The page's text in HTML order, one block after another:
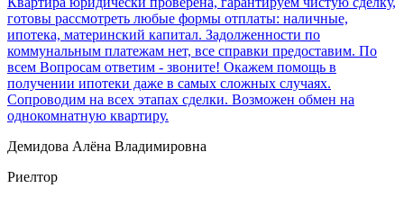
готовы рассмотреть любые формы отплаты: наличные,
ипотека, материнский капитал. Задолженности по
коммунальным платежам нет, все справки предоставим. По
всем Вопросам ответим - звоните! Окажем помощь в
получении ипотеки даже в самых сложных случаях.
Сопроводим на всех этапах сделки. Возможен обмен на
однокомнатную квартиру.
Демидова Алёна Владимировна
Риелтор